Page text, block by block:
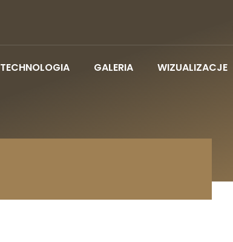
TECHNOLOGIA GALERIA WIZUALIZACJE